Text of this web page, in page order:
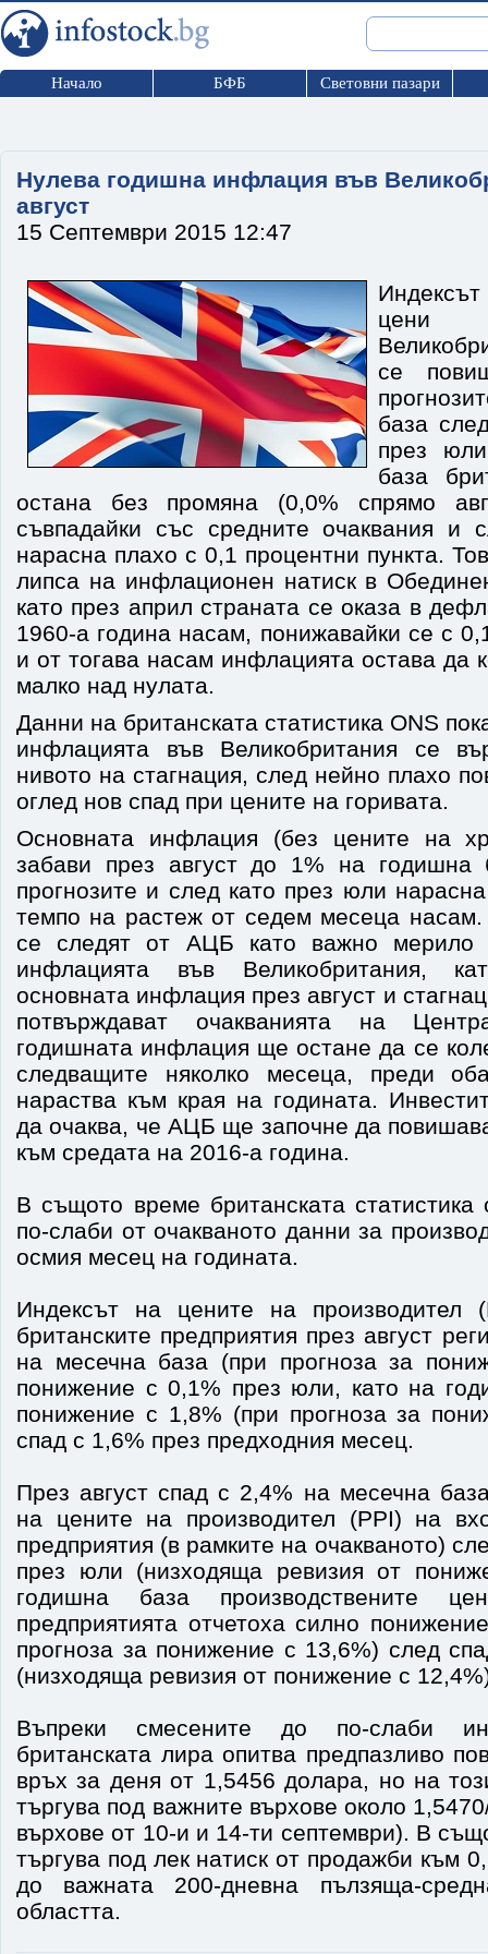
Начало БФБ Световни пазари
Нулева годишна инфлация във
август
15 Септември 2015 12:47
Индексът
се
база
през
база
остана без промяна (0,0% спрямо
съвпадайки със средните очаквания и
нарасна плахо с 0,1 процентни пункта.
липса на инфлационен натиск в
като през април страната се оказа в
1960-а година насам, понижавайки се с
и от тогава насам инфлацията остава да
малко над нулата.
Данни на британската статистика ONS
инфлацията във Великобритания се
нивото на стагнация, след нейно плахо
оглед нов спад при цените на горивата.
Основната инфлация (без цените на
забави през август до 1% на годишна
прогнозите и след като през юли
темпо на растеж от седем месеца
се следят от АЦБ като важно мерило
инфлацията във Великобритания,
основната инфлация през август и
потвърждават очакванията на
годишната инфлация ще остане да се
следващите няколко месеца, преди
нараства към края на годината.
да очаква, че АЦБ ще започне да
към средата на 2016-а година.
В същото време британската статистика
по-слаби от очакваното данни за
осмия месец на годината.
Индексът на цените на производител
британските предприятия през август
на месечна база (при прогноза за
понижение с 0,1% през юли, като на
понижение с 1,8% (при прогноза за
спад с 1,6% през предходния месец.
През август спад с 2,4% на месечна
на цените на производител (PPI) на
предприятия (в рамките на очакваното)
през юли (низходяща ревизия от
годишна база производствените
предприятията отчетоха силно
прогноза за понижение с 13,6%) след
(низходяща ревизия от понижение с
Въпреки смесените до по-слаби
британската лира опитва предпазливо
връх за деня от 1,5456 долара, но на
търгува под важните върхове около
върхове от 10-и и 14-ти септември). В
търгува под лек натиск от продажби към
до важната 200-дневна пълзяща-
областта.